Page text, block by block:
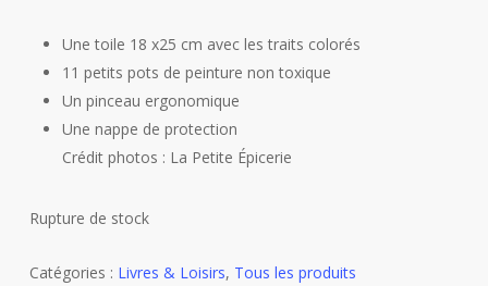
Une toile 18 x25 cm avec les traits colorés
11 petits pots de peinture non toxique
Un pinceau ergonomique
Une nappe de protection
Crédit photos : La Petite Épicerie
Rupture de stock
Catégories : Livres & Loisirs, Tous les produits